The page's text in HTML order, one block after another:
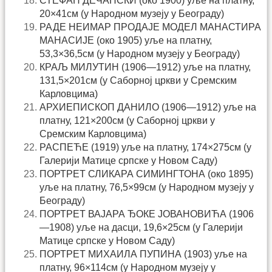
20×41см (у Народном музеју у Београду)
РАДЕ НЕИМАР ПРОДАЈЕ МОДЕЛ МАНАСТИРА
МАНАСИЈЕ (око 1905) уље на платну,
53,3×36,5см (у Народном музеју у Београду)
КРАЉ МИЛУТИН (1906—1912) уље на платну,
131,5×201см (у Саборној цркви у Сремским
Карловцима)
АРХИЕПИСКОП ДАНИЛО (1906—1912) уље на
платну, 121×200см (у Саборној цркви у
Сремским Карловцима)
РАСПЕЋЕ (1919) уље на платну, 174×275см (у
Галерији Матице српске у Новом Саду)
ПОРТРЕТ СЛИКАРА СИМИНГТОНА (око 1895)
уље на платну, 76,5×99см (у Народном музеју у
Београду)
ПОРТРЕТ ВАЈАРА ЂОКЕ ЈОВАНОВИЋА (1906
—1908) уље на дасци, 19,6×25см (у Галерији
Матице српске у Новом Саду)
ПОРТРЕТ МИХАИЛА ПУПИНА (1903) уље на
платну, 96×114см (у Народном музеју у